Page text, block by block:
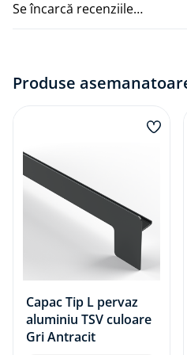
înaltă precizie din aliaj
condițiilor
Opțiuni disponibile:
Culori standard: RAL
Auriu), RAL 8019
E6/EV1 (Argintiu), E6/
(Bronz închis). Culorile
comandă.
Dimensiuni variate:
mm până la 400 mm în
și 500 mm disponibile
Se încarcă recenziile…
Produse
Capac Tip L pervaz
aluminiu TSV culoare
Gri Antracit